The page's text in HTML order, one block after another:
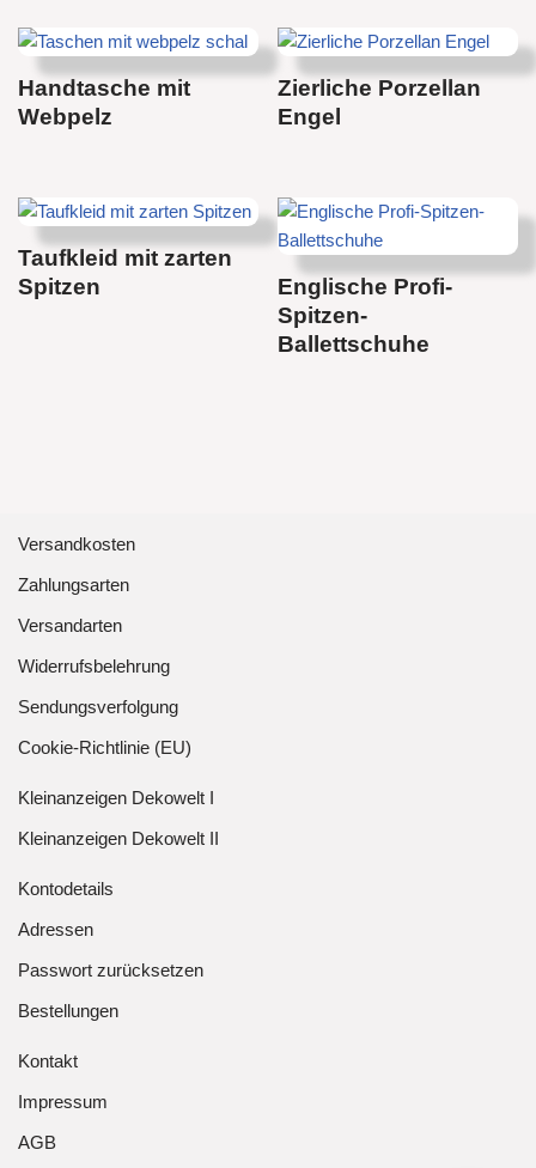
Handtasche mit
Webpelz
Zierliche Porzellan
Engel
Taufkleid mit zarten
Spitzen
Englische Profi-
Spitzen-
Ballettschuhe
Versandkosten
Zahlungsarten
Versandarten
Widerrufsbelehrung
Sendungsverfolgung
Cookie-Richtlinie (EU)
Kleinanzeigen Dekowelt I
Kleinanzeigen Dekowelt II
Kontodetails
Adressen
Passwort zurücksetzen
Bestellungen
Kontakt
Impressum
AGB